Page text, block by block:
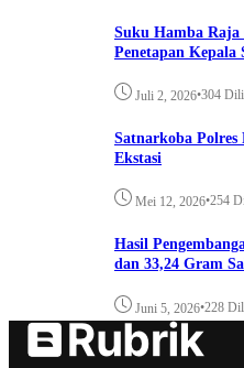
Suku Hamba Raja
Penetapan Kepala
Juli 2, 2026•304
Satnarkoba Polres
Ekstasi
Mei 12, 2026•254
Hasil
dan 33,24 Gram
Juni 5, 2026•228